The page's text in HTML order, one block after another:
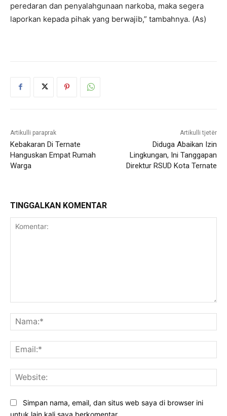
peredaran dan penyalahgunaan narkoba, maka segera
laporkan kepada pihak yang berwajib,” tambahnya. (As)
Artikulli paraprak
Kebakaran Di Ternate
Hanguskan Empat Rumah
Warga
Artikulli tjetër
Diduga Abaikan Izin
Lingkungan, Ini Tanggapan
Direktur RSUD Kota Ternate
TINGGALKAN KOMENTAR
Simpan nama, email, dan situs web saya di browser ini
untuk lain kali saya berkomentar.